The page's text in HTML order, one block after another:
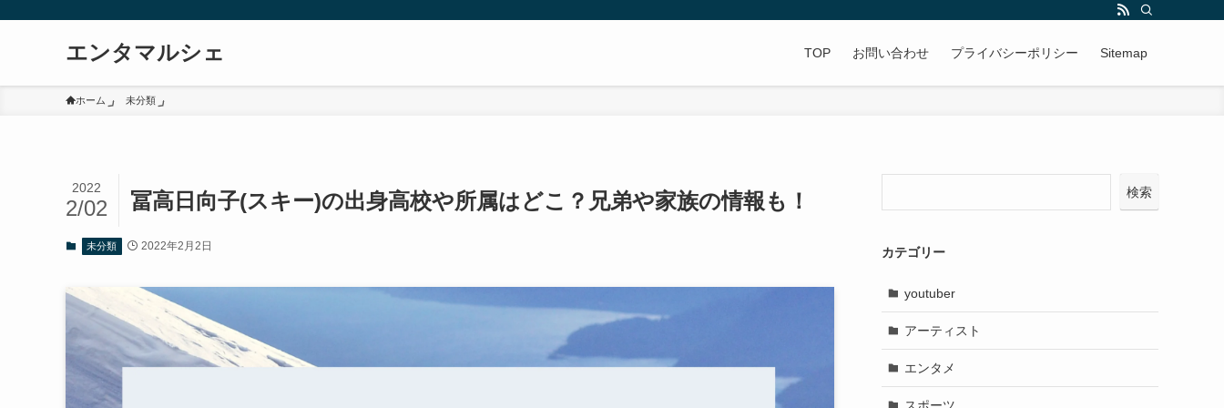
エンタマルシェ TOP お問い合わせ プライバシーポリシー Sitemap
ホーム 未分類
冨高日向子(スキー)の出身高校や所属はどこ？兄弟や家族の情報も！
2022
2/02
未分類 2022年2月2日
検索
カテゴリー
youtuber
アーティスト
エンタメ
スポーツ